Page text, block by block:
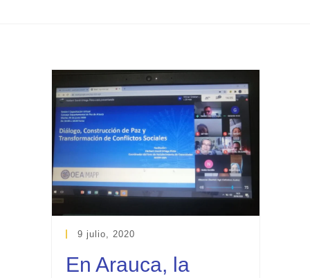
9 julio, 2020
En Arauca, la